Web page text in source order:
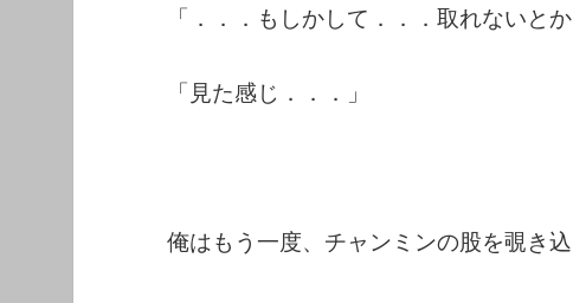
「．．．もしかして．．．取れないと
「見た感じ．．．」
俺はもう一度、チャンミンの股を覗き